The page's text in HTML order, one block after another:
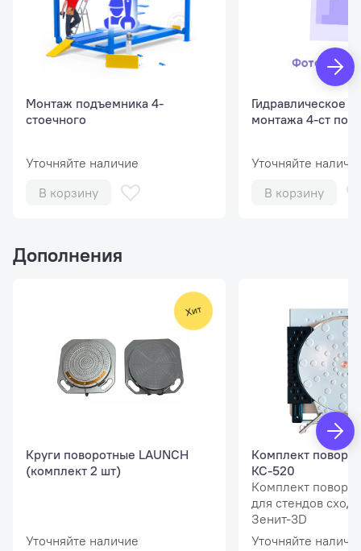
Монтаж подъемника 4-
стоечного
Уточняйте наличие
В корзину
Гидравлическое
монтажа 4-ст
Уточняйте
В корзину
Дополнения
Круги поворотные LAUNCH
(комплект 2 шт)
Уточняйте наличие
Комплект
КС-520
Комплект
для стендов
Зенит-3D
Уточняйте